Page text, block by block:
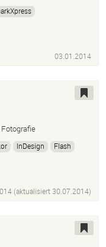
03.01.2014
InDesign
Flash
(aktualisiert 30.07.2014)